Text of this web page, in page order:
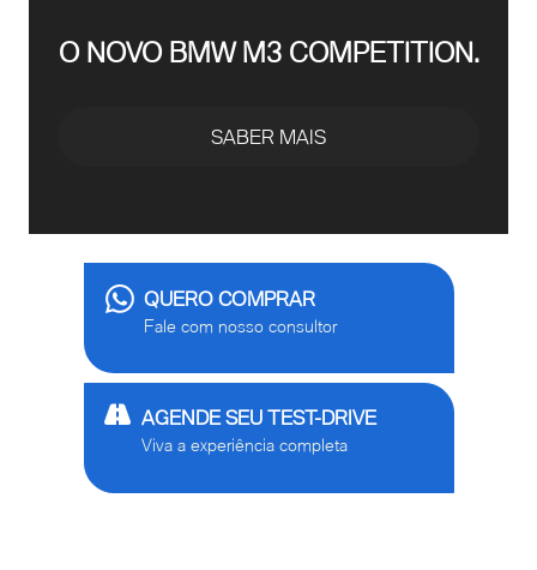
O NOVO BMW M3 COMPETITION.
SABER MAIS
QUERO COMPRAR
Fale com nosso consultor
AGENDE SEU TEST-DRIVE
Viva a experiência completa